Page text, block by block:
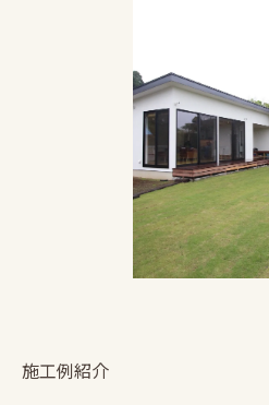
施工例紹介